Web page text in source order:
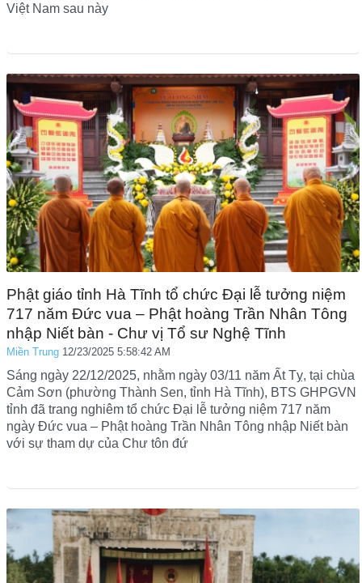
Việt Nam sau này
Phật giáo tỉnh Hà Tĩnh tổ chức Đại lễ tưởng niệm
717 năm Đức vua – Phật hoàng Trần Nhân Tông
nhập Niết bàn - Chư vị Tổ sư Nghệ Tĩnh
Miền Trung 12/23/2025 5:58:42 AM
Sáng ngày 22/12/2025, nhằm ngày 03/11 năm Ất Tỵ, tại chùa
Cảm Sơn (phường Thành Sen, tỉnh Hà Tĩnh), BTS GHPGVN
tỉnh đã trang nghiêm tổ chức Đại lễ tưởng niệm 717 năm
ngày Đức vua – Phật hoàng Trần Nhân Tông nhập Niết bàn
với sự tham dự của Chư tôn đứ